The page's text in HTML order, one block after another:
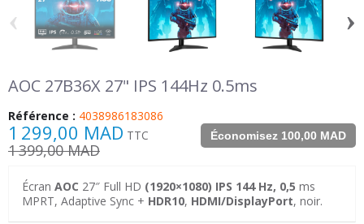
‹ ›
AOC 27B36X 27" IPS 144Hz 0.5ms
Référence : 4038986183086
Économisez 100,00 MAD
1 299,00 MAD TTC
1 399,00 MAD
Écran AOC 27″ Full HD (1920×1080) IPS 144 Hz, 0,5 ms
MPRT, Adaptive Sync + HDR10, HDMI/DisplayPort, noir.